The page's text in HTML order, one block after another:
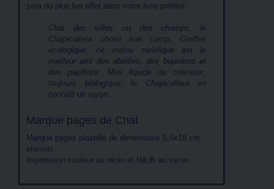
sera du plus bel effet dans votre livre préféré.
Chat des villes ou des champs, le
Chapiculteur choisi son camp. Greffier
écologique, ce matou mellifique est le
meilleur ami des abeilles, des bourdons et
des papillons. Miel liquide ou crémeux,
toujours biologique, le Chapiculteur en
connaît un rayon.
Marque pages de Chat
Marque pages plastifié de dimensions 5,5x18 cm
environ.
Impression couleur au recto et N&,B au verso.